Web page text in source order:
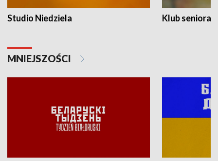
Studio Niedziela Klub seniora
MNIEJSZOŚCI